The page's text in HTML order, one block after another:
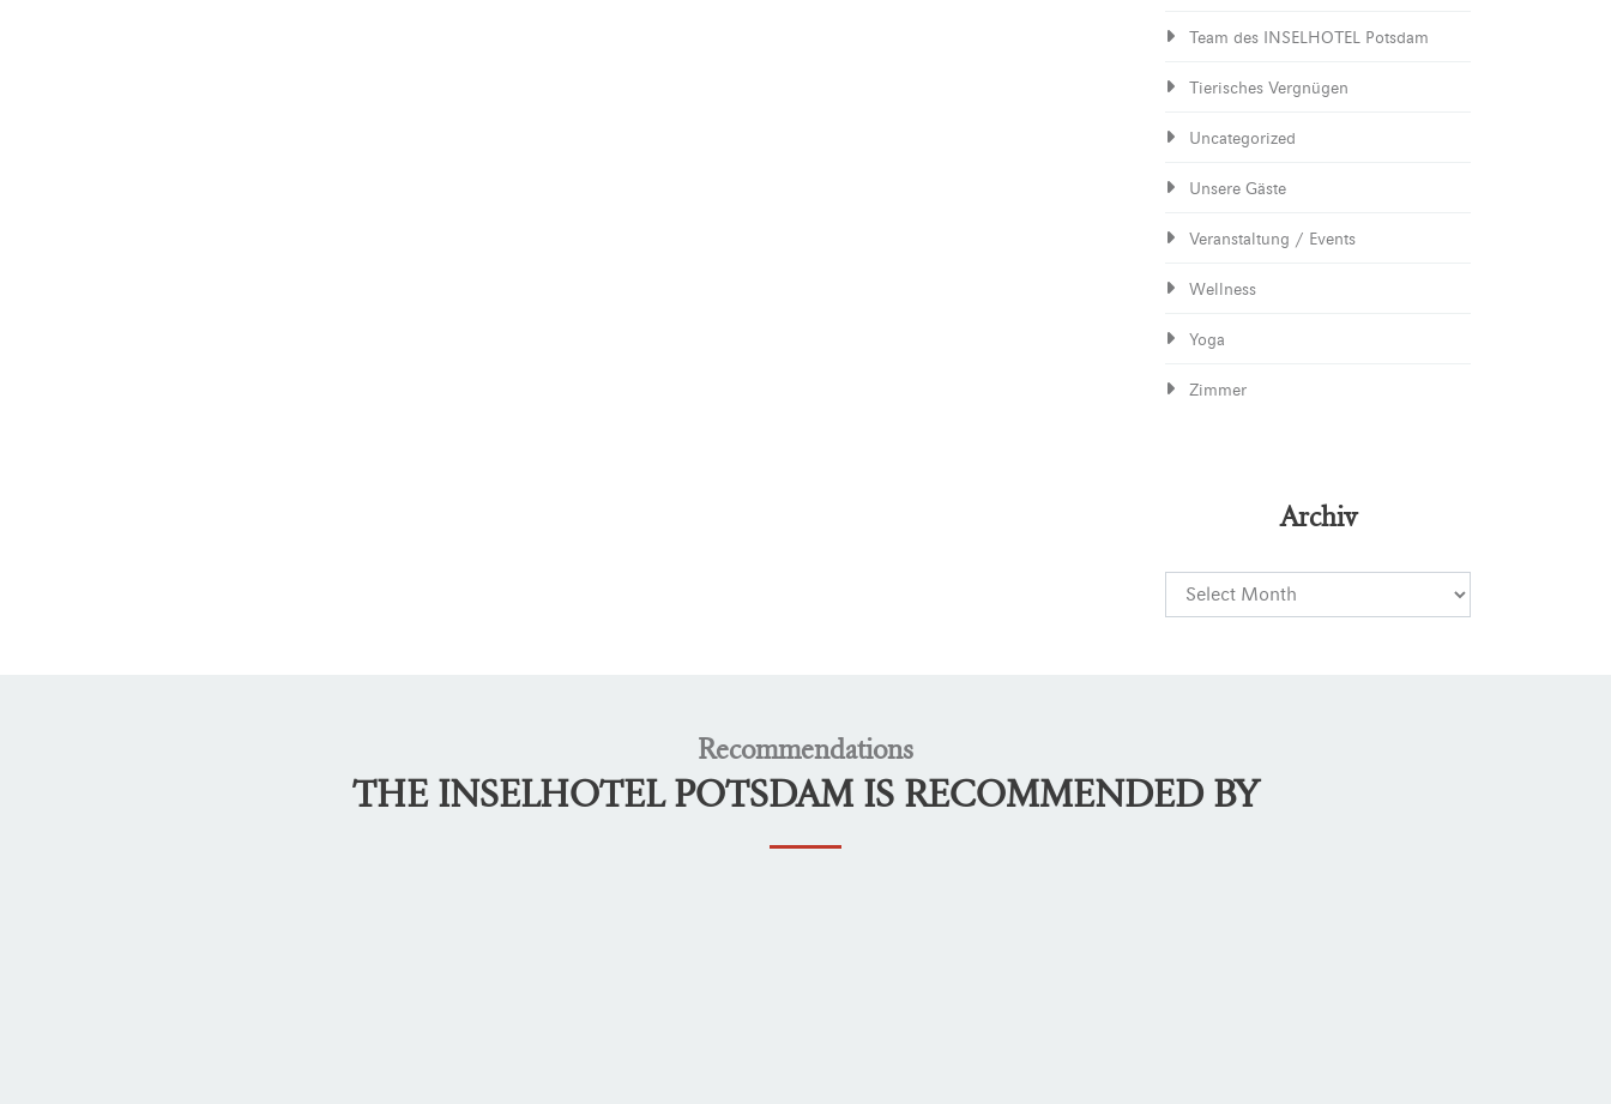
Team des INSELHOTEL Potsdam
Tierisches Vergnügen
Uncategorized
Unsere Gäste
Veranstaltung / Events
Wellness
Yoga
Zimmer
Archiv
Recommendations
THE INSELHOTEL POTSDAM IS RECOMMENDED BY